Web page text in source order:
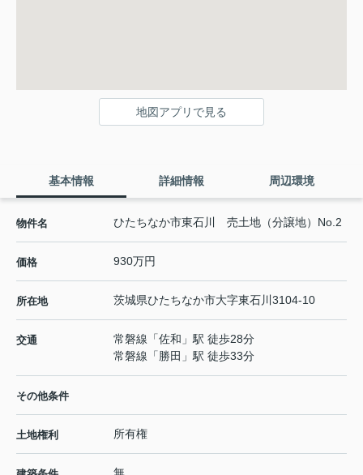
地図アプリで見る
基本情報 詳細情報 周辺環境
物件名 ひたちなか市東石川 売土地（分譲地）No.2
価格 930万円
所在地 茨城県ひたちなか市大字東石川 3104-10
交通 常磐線 「佐和 」駅 徒歩28分
常磐線 「 勝田 」駅 徒歩33分
その他条件
土地権利 所有権